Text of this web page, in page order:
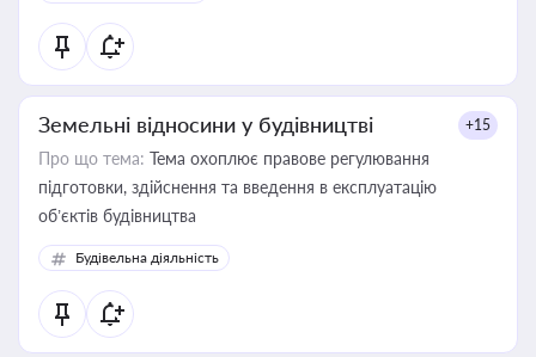
Земельні відносини у будівництві +15
Про що тема: Тема охоплює правове регулювання
підготовки, здійснення та введення в експлуатацію
об’єктів будівництва
Будівельна діяльність